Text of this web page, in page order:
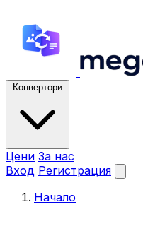
Конвертори
Цени За нас
Вход Регистрация
Начало